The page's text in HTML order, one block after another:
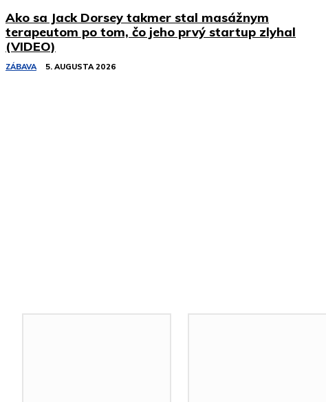
Ako sa Jack Dorsey takmer stal masážnym
terapeutom po tom, čo jeho prvý startup zlyhal
(VIDEO)
ZÁBAVA 5. AUGUSTA 2026